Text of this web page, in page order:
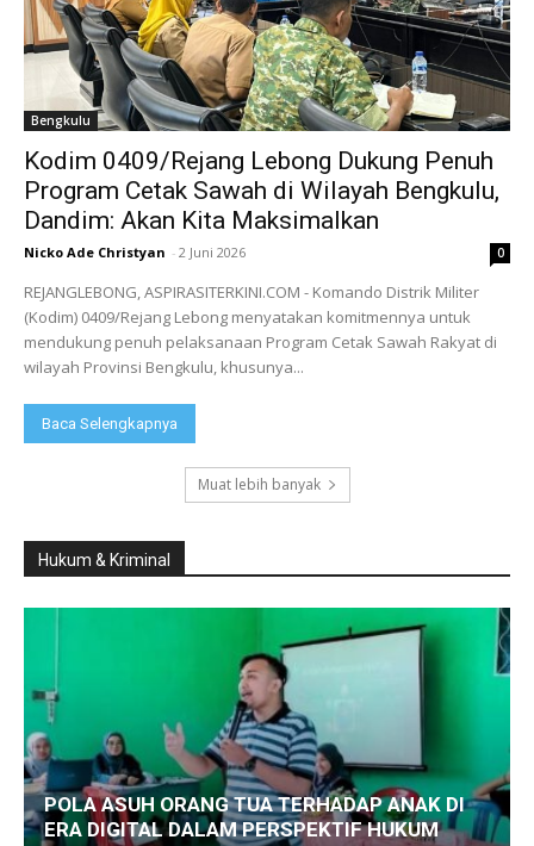
Bengkulu
Kodim 0409/Rejang Lebong Dukung Penuh
Program Cetak Sawah di Wilayah Bengkulu,
Dandim: Akan Kita Maksimalkan
Nicko Ade Christyan - 2 Juni 2026 0
REJANGLEBONG, ASPIRASITERKINI.COM - Komando Distrik Militer
(Kodim) 0409/Rejang Lebong menyatakan komitmennya untuk
mendukung penuh pelaksanaan Program Cetak Sawah Rakyat di
wilayah Provinsi Bengkulu, khusunya...
Baca Selengkapnya
Muat lebih banyak
Hukum & Kriminal
POLA ASUH ORANG TUA TERHADAP ANAK DI
ERA DIGITAL DALAM PERSPEKTIF HUKUM